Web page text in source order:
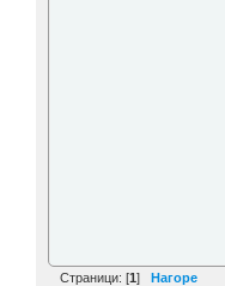
Страници: [1] Нагоре